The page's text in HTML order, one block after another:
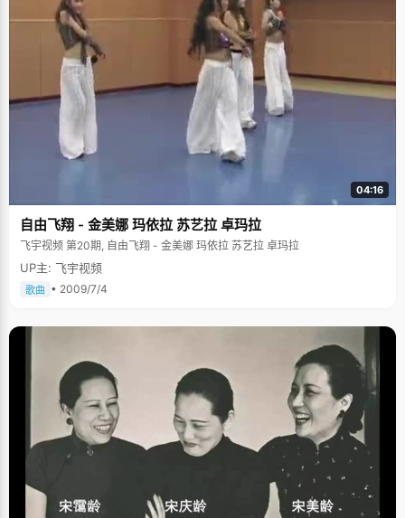
04:16
自由飞翔 - 金美娜 玛依拉 苏艺拉 卓玛拉
飞宇视频 第20期, 自由飞翔 - 金美娜 玛依拉 苏艺拉 卓玛拉
UP主: 飞宇视频
歌曲 • 2009/7/4